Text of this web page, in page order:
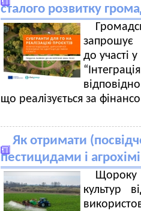
сталого розвитку
запрошує
до участі
що реалізується за
Як отримати
пестицидами і
Щороку
культур